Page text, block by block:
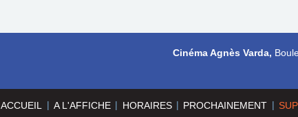
ACCUEIL | A L'AFFICHE | HORAIRES | PROCHAINEMENT |
Cinéma Agnès Varda,